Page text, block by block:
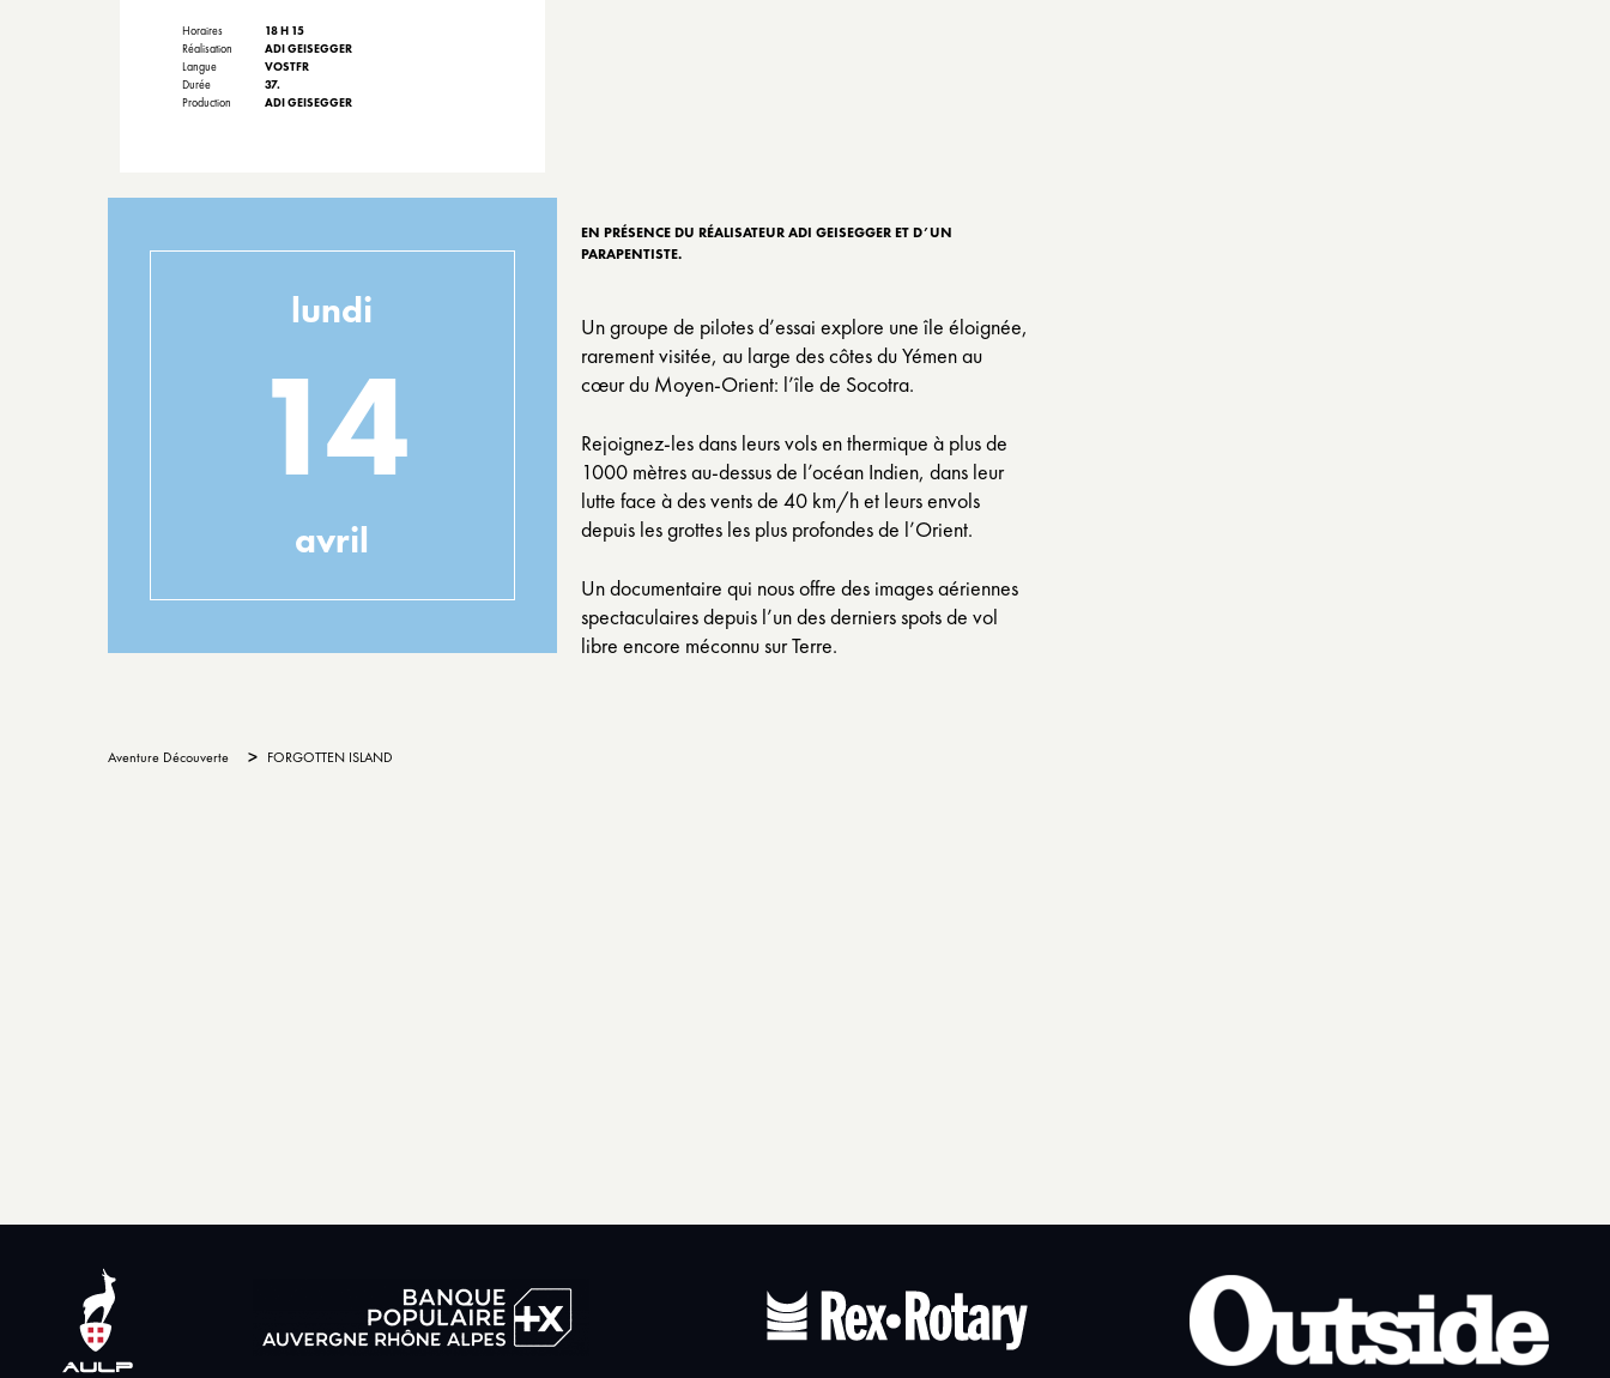
lundi
14
avril
Horaires
18 H 15
Réalisation
ADI GEISEGGER
Langue
VOSTFR
Durée
37.
Production
ADI GEISEGGER
EN PRÉSENCE DU RÉALISATEUR ADI GEISEGGER ET D’UN
PARAPENTISTE.
Un groupe de pilotes d’essai explore une île éloignée,
rarement visitée, au large des côtes du Yémen au
cœur du Moyen-Orient: l’île de Socotra.
Rejoignez-les dans leurs vols en thermique à plus de
1000 mètres au-dessus de l’océan Indien, dans leur
lutte face à des vents de 40 km/h et leurs envols
depuis les grottes les plus profondes de l’Orient.
Un documentaire qui nous offre des images aériennes
spectaculaires depuis l’un des derniers spots de vol
libre encore méconnu sur Terre.
Aventure Découverte > FORGOTTEN ISLAND